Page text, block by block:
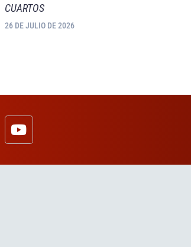
CUARTOS
26 DE JULIO DE 2026